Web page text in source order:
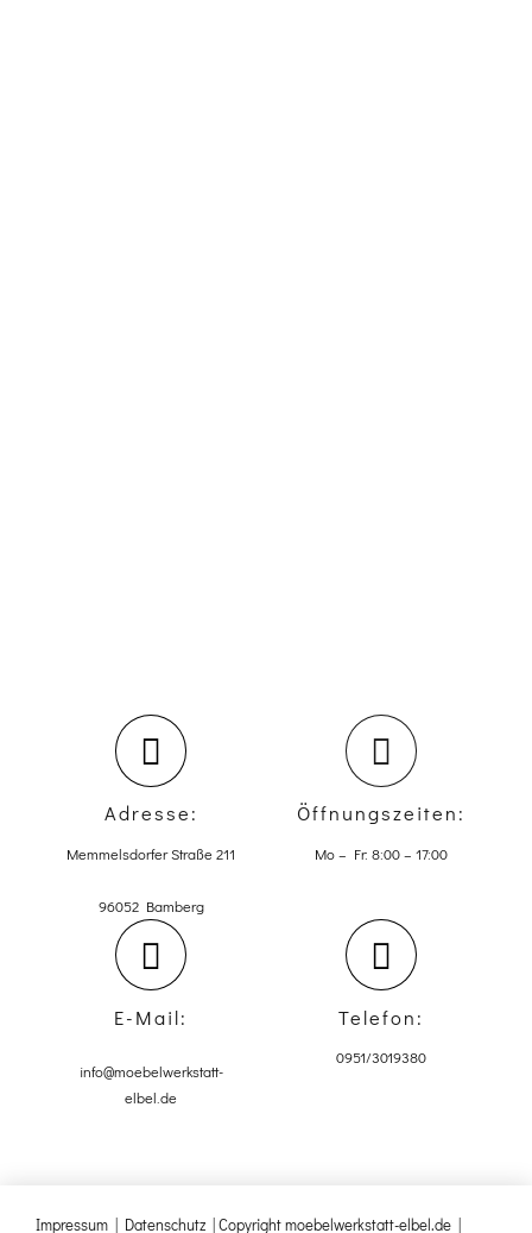
Adresse:
Memmelsdorfer Straße 211
96052 Bamberg
Öffnungszeiten:
Mo – Fr: 8:00 – 17:00
E-Mail:
info@moebelwerkstatt-
elbel.de
Telefon:
0951/3019380
Impressum | Datenschutz | Copyright moebelwerkstatt-elbel.de |